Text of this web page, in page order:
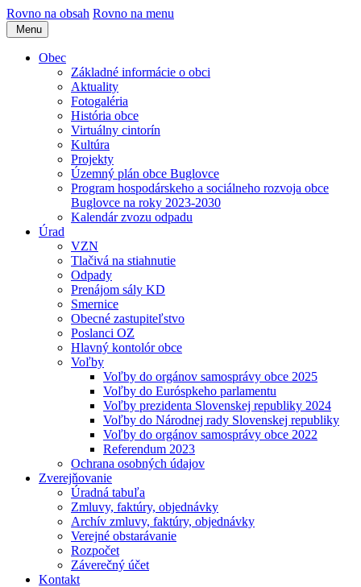
Rovno na obsah Rovno na menu
Menu
Obec
Základné informácie o obci
Aktuality
Fotogaléria
História obce
Virtuálny cintorín
Kultúra
Projekty
Územný plán obce Buglovce
Program hospodárskeho a sociálneho rozvoja obce
Buglovce na roky 2023-2030
Kalendár zvozu odpadu
Úrad
VZN
Tlačivá na stiahnutie
Odpady
Prenájom sály KD
Smernice
Obecné zastupiteľstvo
Poslanci OZ
Hlavný kontolór obce
Voľby
Voľby do orgánov samosprávy obce 2025
Voľby do Euróspkeho parlamentu
Voľby prezidenta Slovenskej republiky 2024
Voľby do Národnej rady Slovenskej republiky
Voľby do orgánov samosprávy obce 2022
Referendum 2023
Ochrana osobných údajov
Zverejňovanie
Úradná tabuľa
Zmluvy, faktúry, objednávky
Archív zmluvy, faktúry, objednávky
Verejné obstarávanie
Rozpočet
Záverečný účet
Kontakt